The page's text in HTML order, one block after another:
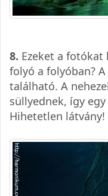
8. Ezeket a fotókat
folyó a folyóban?
található. A
süllyednek, így
Hihetetlen látvány!